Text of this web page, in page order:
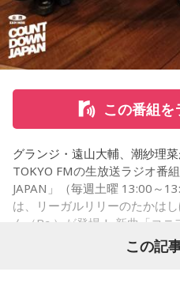
◆新曲「コニファー」に込め
遠山：リーガルリリーは、7
ー」を配信リリースしました
ほのか・海：ありがとうござ
潮：「コニファー」はテレビ
ンディングテーマとなってい
遠山：テレビアニメの楽曲を
この番組を
グランジ・遠山大輔、潮紗理
TOKYO FMの生放送ラジオ番
JAPAN」（毎週土曜 13:00～
は、リーガルリリーのたかは
ん（Ba.）が登場！ 新曲「コ
この記